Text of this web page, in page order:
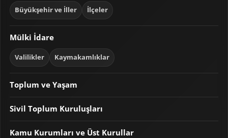
Büyükşehir ve İller İlçeler
Mülki İdare
Valilikler Kaymakamlıklar
Toplum ve Yaşam
Sivil Toplum Kuruluşları
Kamu Kurumları ve Üst Kurullar